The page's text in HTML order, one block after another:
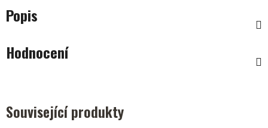
Popis
Hodnocení
Související produkty